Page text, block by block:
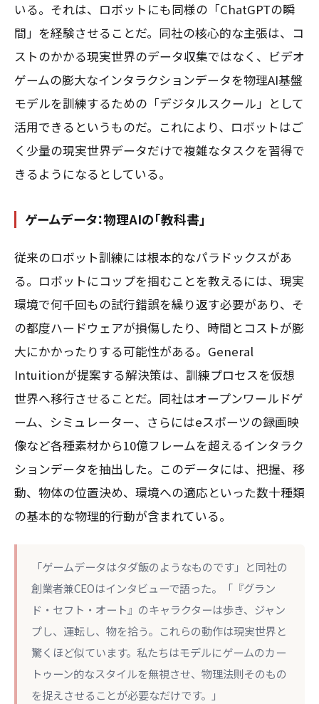
いる。それは、ロボットにも同様の「ChatGPTの瞬
間」を経験させることだ。同社の核心的な主張は、コ
ストのかかる現実世界のデータ収集ではなく、ビデオ
ゲームの膨大なインタラクションデータを物理AI基盤
モデルを訓練するための「デジタルスクール」として
活用できるというものだ。これにより、ロボットはご
く少量の現実世界データだけで複雑なタスクを習得で
きるようになるとしている。
ゲームデータ：物理AIの「教科書」
従来のロボット訓練には根本的なパラドックスがあ
る。ロボットにコップを掴むことを教えるには、現実
環境で何千回もの試行錯誤を繰り返す必要があり、そ
の都度ハードウェアが損傷したり、時間とコストが膨
大にかかったりする可能性がある。General
Intuitionが提案する解決策は、訓練プロセスを仮想
世界へ移行させることだ。同社はオープンワールドゲ
ーム、シミュレーター、さらにはeスポーツの録画映
像など各種素材から10億フレームを超えるインタラク
ションデータを抽出した。このデータには、把握、移
動、物体の位置決め、環境への適応といった数十種類
の基本的な物理的行動が含まれている。
「ゲームデータはタダ飯のようなものです」と同社の
創業者兼CEOはインタビューで語った。「『グラン
ド・セフト・オート』のキャラクターは歩き、ジャン
プし、運転し、物を拾う。これらの動作は現実世界と
驚くほど似ています。私たちはモデルにゲームのカー
トゥーン的なスタイルを無視させ、物理法則そのもの
を捉えさせることが必要なだけです。」